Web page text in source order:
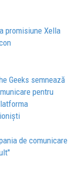
promisiune Xella
Geeks semnează
pentru
de comunicare